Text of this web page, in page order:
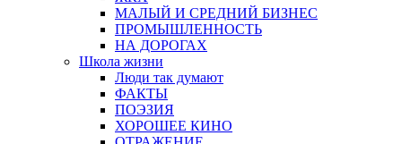
МАЛЫЙ И СРЕДНИЙ БИЗНЕС
ПРОМЫШЛЕННОСТЬ
НА ДОРОГАХ
Школа жизни
Люди так думают
ФАКТЫ
ПОЭЗИЯ
ХОРОШЕЕ КИНО